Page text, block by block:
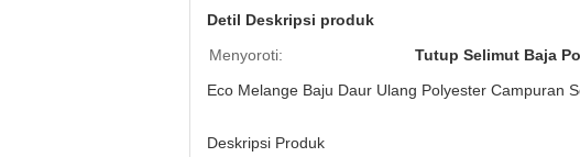
Detil Deskripsi produk
Menyoroti:
Tutup Selimut Baja
Eco Melange Baju Daur Ulang Polyester Campuran
Deskripsi Produk